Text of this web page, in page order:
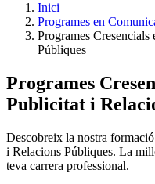
Inici
Programes en
Programes
Públiques
Programes
Publicitat i
Descobreix la nostra
i Relacions Públiques. La
teva carrera professional.